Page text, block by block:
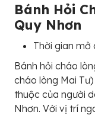
Bánh Hỏi
Quy Nhơn
Thời gian mở
Bánh hỏi cháo
cháo lòng Mai
thuộc của người
Nhơn. Với vị trí